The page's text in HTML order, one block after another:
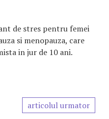
de stres pentru femei
si menopauza, care
in jur de 10 ani.
articolul urmator